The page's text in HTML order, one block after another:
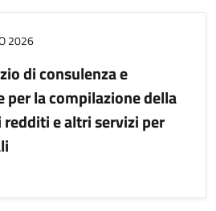
2026
di consulenza e
per la compilazione della
e altri servizi per